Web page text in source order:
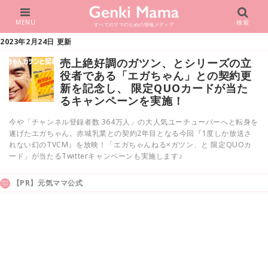
すべてのママのための情報メディア
MENU 検索
2023年2月24日 更新
売上絶好調のガツン、とシリーズの立
役者である「エガちゃん」との契約更
新を記念し、 ​限定QUOカードが当た
るキャンペーンを実施！
今や「チャンネル登録者数 364万人」の大人気ユーチューバーへと転身を
遂げたエガちゃん。赤城乳業との契約2年目となる今回『1度しか放送さ
れない幻のTVCM』を放映！「エガちゃんねる×ガツン、と ​限定QUOカ
ード」が当たるTwitterキャンペーンも実施します♪
【PR】元気ママ公式